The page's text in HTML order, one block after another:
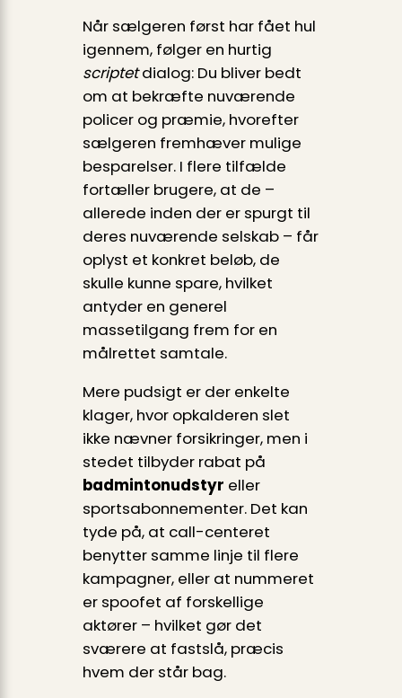
Når sælgeren først har fået hul
igennem, følger en hurtig
scriptetdialog: Du bliver bedt
om at bekræfte nuværende
policer og præmie, hvorefter
sælgeren fremhæver mulige
besparelser. I flere tilfælde
fortæller brugere, at de –
allerede inden der er spurgt til
deres nuværende selskab – får
oplyst et konkret beløb, de
skulle kunne spare, hvilket
antyder en generel
massetilgang frem for en
målrettet samtale.
Mere pudsigt er der enkelte
klager, hvor opkalderen slet
ikke nævner forsikringer, men i
stedet tilbyder rabat på
badmintonudstyr eller
sportsabonnementer. Det kan
tyde på, at call-centeret
benytter samme linje til flere
kampagner, eller at nummeret
er spoofet af forskellige
aktører – hvilket gør det
sværere at fastslå, præcis
hvem der står bag.